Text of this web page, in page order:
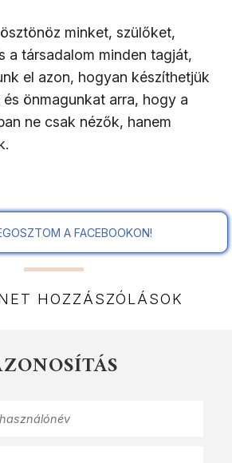
minket, szülőket,
a társadalom minden tagját,
el azon, hogyan készíthetjük
önmagunkat arra, hogy a
ne csak nézők, hanem
A FACEBOOKON!
HOZZÁSZÓLÁSOK